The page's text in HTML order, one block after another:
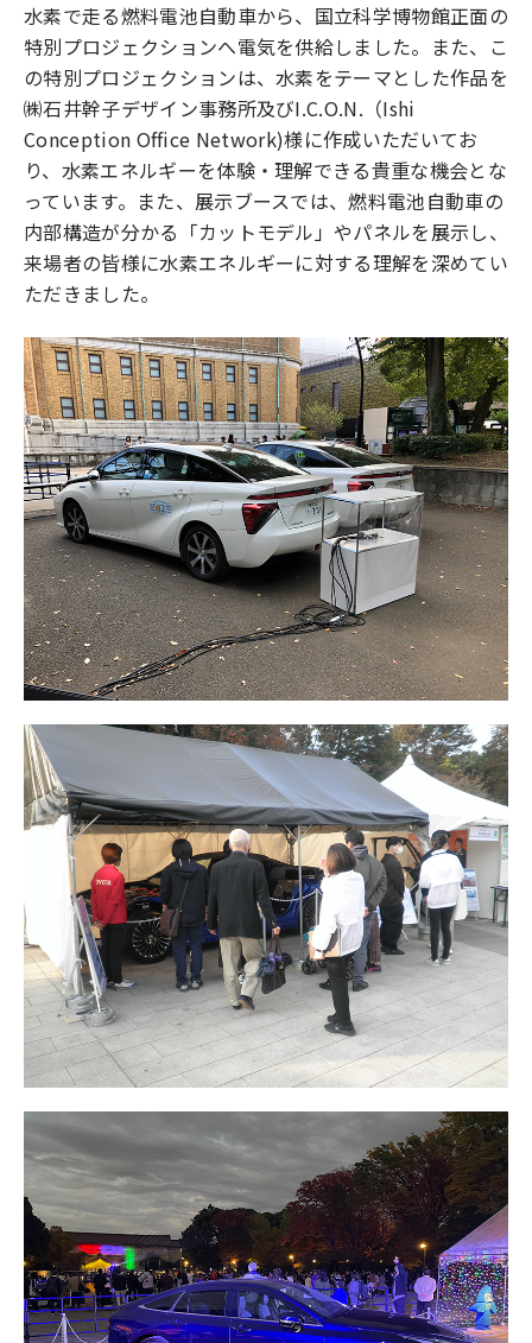
水素で走る燃料電池自動車から、国立科学博物館正面の
特別プロジェクションへ電気を供給しました。また、こ
の特別プロジェクションは、水素をテーマとした作品を
㈱石井幹子デザイン事務所及びI.C.O.N.（Ishi
Conception Office Network)様に作成いただいてお
り、水素エネルギーを体験・理解できる貴重な機会とな
っています。また、展示ブースでは、燃料電池自動車の
内部構造が分かる「カットモデル」やパネルを展示し、
来場者の皆様に水素エネルギーに対する理解を深めてい
ただきました。